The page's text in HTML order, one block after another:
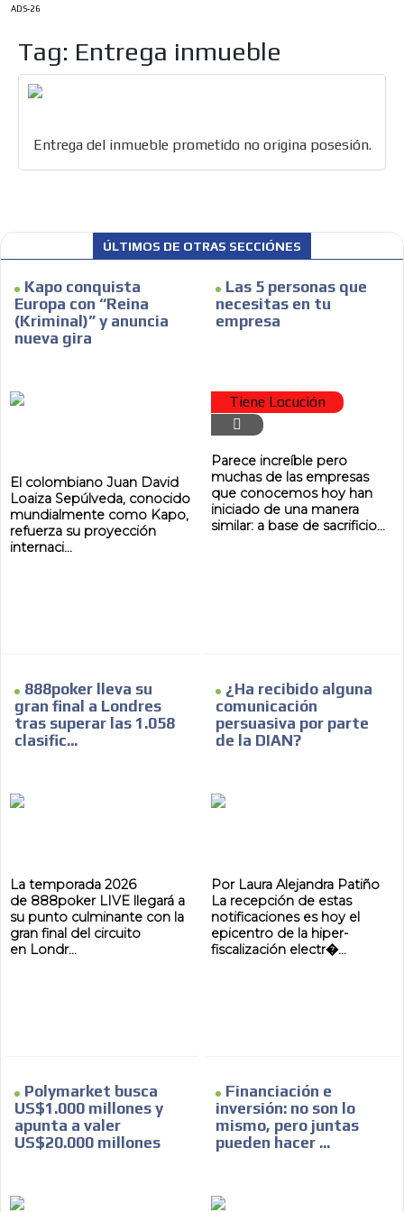
ADS-26
Tag: Entrega inmueble
Entrega del inmueble prometido no origina posesión.
ÚLTIMOS DE OTRAS SECCIÓNES
Kapo conquista
Europa con “Reina
(Kriminal)” y anuncia
nueva gira
El colombiano Juan David
Loaiza Sepúlveda, conocido
mundialmente como Kapo,
refuerza su proyección
internaci...
Las 5 personas que
necesitas en tu
empresa
Tiene Locución
Parece increíble pero
muchas de las empresas
que conocemos hoy han
iniciado de una manera
similar: a base de sacrificio...
888poker lleva su
gran final a Londres
tras superar las 1.058
clasific...
La temporada 2026
de 888poker LIVE llegará a
su punto culminante con la
gran final del circuito
en Londr...
¿Ha recibido alguna
comunicación
persuasiva por parte
de la DIAN?
Por Laura Alejandra Patiño
La recepción de estas
notificaciones es hoy el
epicentro de la hiper-
fiscalización electr�...
Polymarket busca
US$1.000 millones y
apunta a valer
US$20.000 millones
Financiación e
inversión: no son lo
mismo, pero juntas
pueden hacer ...